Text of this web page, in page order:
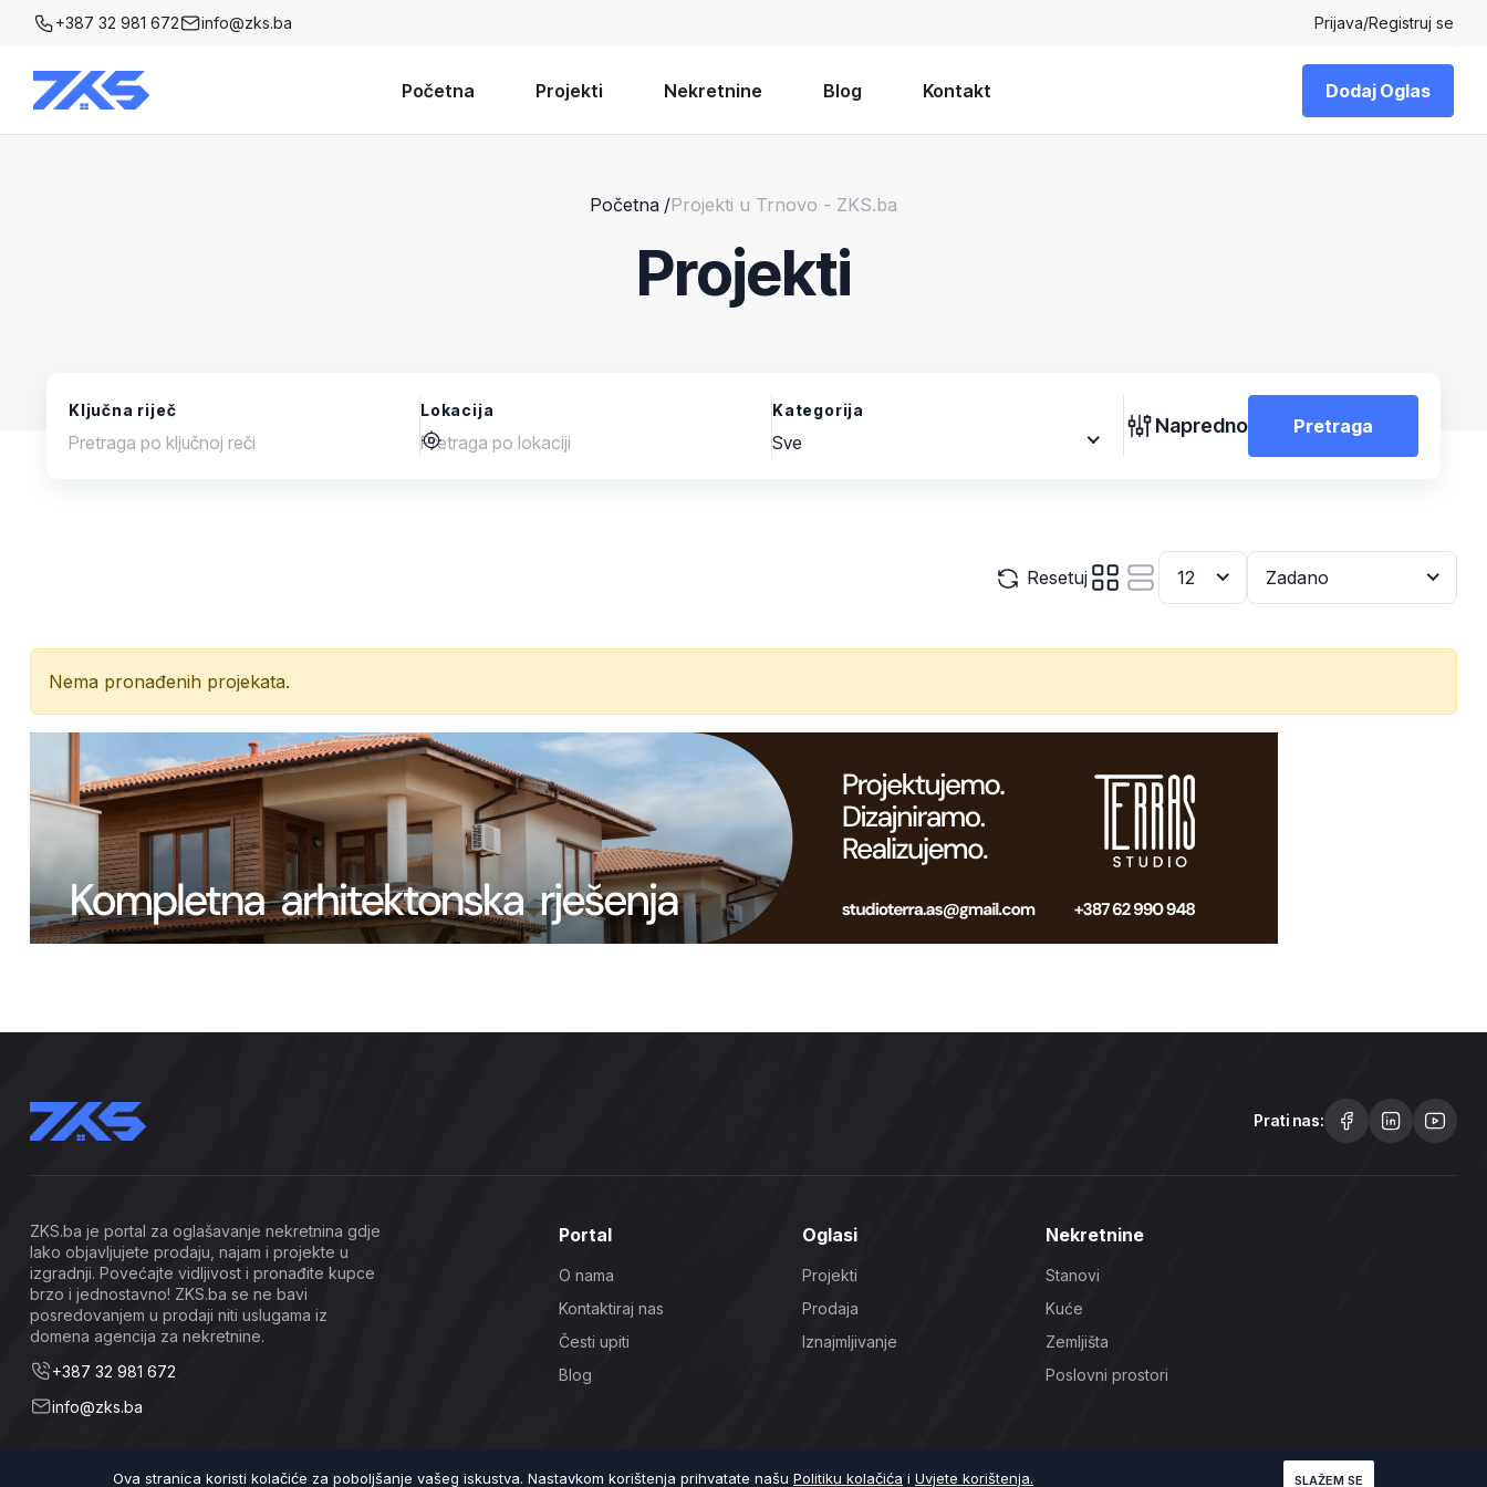
+387 32 981 672 info@zks.ba Prijava/Registruj se
Početna Projekti Nekretnine Blog Kontakt Dodaj Oglas
Početna /Projekti u Trnovo - ZKS.ba
Projekti
Ključna riječ Lokacija Kategorija
Sve
Napredno Pretraga
Resetuj 12 Zadano
Nema pronađenih projekata.
Prati nas:
ZKS.ba je portal za oglašavanje nekretnina gdje
lako objavljujete prodaju, najam i projekte u
izgradnji. Povećajte vidljivost i pronađite kupce
brzo i jednostavno! ZKS.ba se ne bavi
posredovanjem u prodaji niti uslugama iz
domena agencija za nekretnine.
+387 32 981 672
info@zks.ba
Portal
O nama
Kontaktiraj nas
Česti upiti
Blog
Oglasi
Projekti
Prodaja
Iznajmljivanje
Nekretnine
Stanovi
Kuće
Zemljišta
Poslovni prostori
Ova stranica koristi kolačiće za poboljšanje vašeg iskustva. Nastavkom korištenja prihvatate našu Politiku kolačića i Uvjete korištenja. SLAŽEM SE